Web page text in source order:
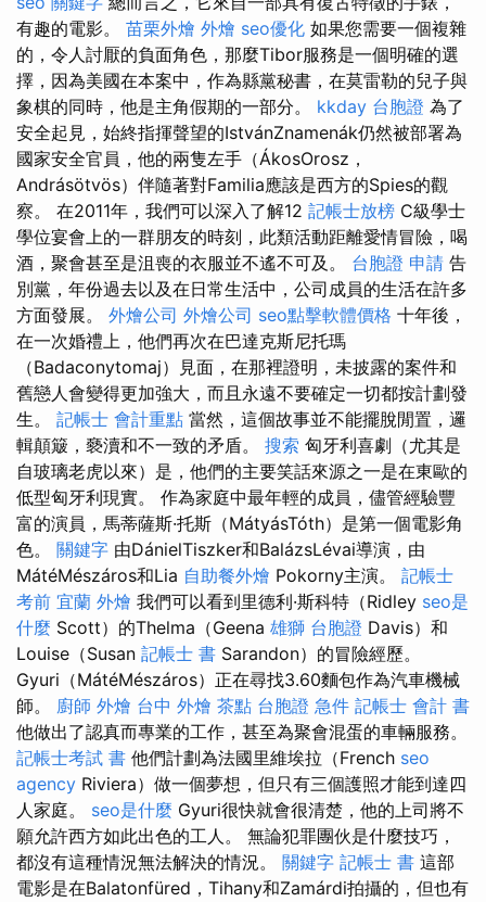
有趣的電影。 苗栗外燴 外燴 seo優化 如果您需要一個複雜
的，令人討厭的負面角色，那麼Tibor服務是一個明確的選
擇，因為美國在本案中，作為縣黨秘書，在莫雷勒的兒子與
象棋的同時，他是主角假期的一部分。 kkday 台胞證 為了
安全起見，始終指揮聲望的IstvánZnamenák仍然被部署為
國家安全官員，他的兩隻左手（ÁkosOrosz，
Andrásötvös）伴隨著對Familia應該是西方的Spies的觀
察。 在2011年，我們可以深入了解12 記帳士放榜 C級學士
學位宴會上的一群朋友的時刻，此類活動距離愛情冒險，喝
酒，聚會甚至是沮喪的衣服並不遙不可及。 台胞證 申請 告
別黨，年份過去以及在日常生活中，公司成員的生活在許多
方面發展。 外燴公司 外燴公司 seo點擊軟體價格 十年後，
在一次婚禮上，他們再次在巴達克斯尼托瑪
（Badaconytomaj）見面，在那裡證明，未披露的案件和
舊戀人會變得更加強大，而且永遠不要確定一切都按計劃發
生。 記帳士 會計重點 當然，這個故事並不能擺脫閒置，邏
輯顛簸，褻瀆和不一致的矛盾。 搜索 匈牙利喜劇（尤其是
自玻璃老虎以來）是，他們的主要笑話來源之一是在東歐的
低型匈牙利現實。 作為家庭中最年輕的成員，儘管經驗豐
富的演員，馬蒂薩斯·托斯（MátyásTóth）是第一個電影角
色。 關鍵字 由DánielTiszker和BalázsLévai導演，由
MátéMészáros和Lia 自助餐外燴 Pokorny主演。 記帳士
考前 宜蘭 外燴 我們可以看到里德利·斯科特（Ridley seo是
什麼 Scott）的Thelma（Geena 雄獅 台胞證 Davis）和
Louise（Susan 記帳士 書 Sarandon）的冒險經歷。
Gyuri（MátéMészáros）正在尋找3.60麵包作為汽車機械
師。 廚師 外燴 台中 外燴 茶點 台胞證 急件 記帳士 會計 書
他做出了認真而專業的工作，甚至為聚會混蛋的車輛服務。
記帳士考試 書 他們計劃為法國里維埃拉（French seo
agency Riviera）做一個夢想，但只有三個護照才能到達四
人家庭。 seo是什麼 Gyuri很快就會很清楚，他的上司將不
願允許西方如此出色的工人。 無論犯罪團伙是什麼技巧，
都沒有這種情況無法解決的情況。 關鍵字 記帳士 書 這部
電影是在Balatonfüred，Tihany和Zamárdi拍攝的，但也有